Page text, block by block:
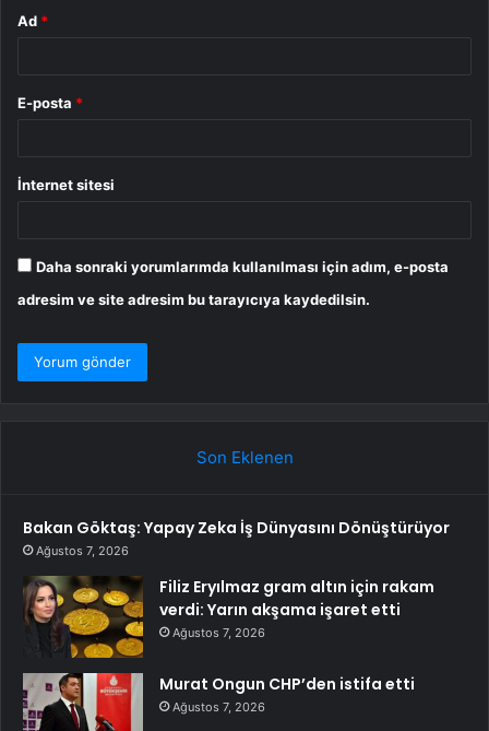
Ad *
E-posta *
İnternet sitesi
Daha sonraki yorumlarımda kullanılması için adım, e-posta
adresim ve site adresim bu tarayıcıya kaydedilsin.
Son Eklenen
Bakan Göktaş: Yapay Zeka İş Dünyasını Dönüştürüyor
Ağustos 7, 2026
Filiz Eryılmaz gram altın için rakam
verdi: Yarın akşama işaret etti
Ağustos 7, 2026
Murat Ongun CHP’den istifa etti
Ağustos 7, 2026